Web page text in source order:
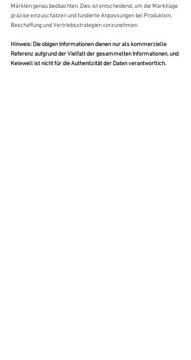
Märkten genau beobachten. Dies ist entscheidend, um die Marktlage
präzise einzuschätzen und fundierte Anpassungen bei Produktion,
Beschaffung und Vertriebsstrategien vorzunehmen.
Hinweis: Die obigen Informationen dienen nur als kommerzielle
Referenz aufgrund der Vielfalt der gesammelten Informationen, und
Kelewell ist nicht für die Authentizität der Daten verantwortlich.